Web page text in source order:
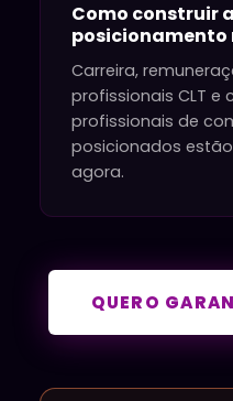
Como construir
posicionamento
Carreira,
profissionais CLT e
profissionais de
posicionados
agora.
QUERO